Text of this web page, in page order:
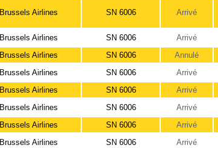
Brussels Airlines SN 6006 Arrivé
Brussels Airlines SN 6006 Arrivé
Brussels Airlines SN 6006 Annulé
Brussels Airlines SN 6006 Arrivé
Brussels Airlines SN 6006 Arrivé
Brussels Airlines SN 6006 Arrivé
Brussels Airlines SN 6006 Arrivé
Brussels Airlines SN 6006 Arrivé